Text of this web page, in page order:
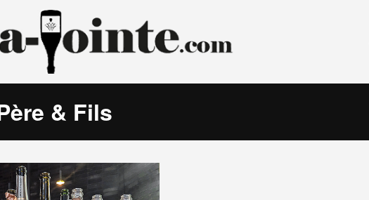
& Fils